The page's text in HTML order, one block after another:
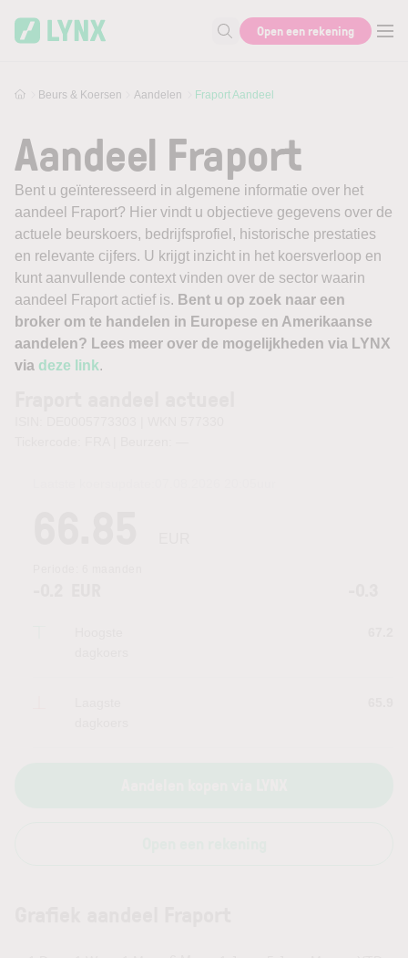
Zoek naar informatie
Open een rekening
Beurs & Koersen Aandelen Fraport Aandeel
Aandeel Fraport
Bent u geïnteresseerd in algemene informatie over het
aandeel Fraport? Hier vindt u objectieve gegevens over de
actuele beurskoers, bedrijfsprofiel, historische prestaties
en relevante cijfers. U krijgt inzicht in het koersverloop en
kunt aanvullende context vinden over de sector waarin
aandeel Fraport actief is. Bent u op zoek naar een
broker om te handelen in Europese en Amerikaanse
aandelen? Lees meer over de mogelijkheden via LYNX
via deze link.